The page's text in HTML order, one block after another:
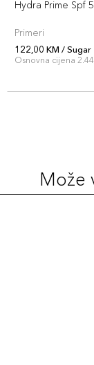
Hydra Prime Spf
Primeri
122,00 KM / Sugar
Osnovna cijena
Može